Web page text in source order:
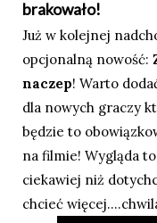
brakowało!
Już w kolejnej
opcjonalną nowość:
naczep! Warto
dla nowych graczy
będzie to
na filmie! Wygląda
ciekawiej niż
chcieć